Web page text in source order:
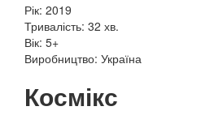
Рік: 2019
Тривалість: 32 хв.
Вік: 5+
Виробництво: Україна
Космікс